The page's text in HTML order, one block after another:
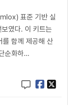
표준 기반 실
였다. 이 키트는
를 함께 제공해 산
순화하…